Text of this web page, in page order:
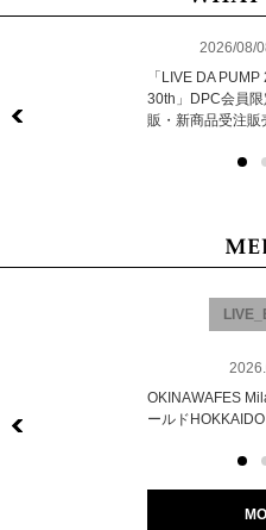
2026/08/
「LIVE DA
30th」DPC会員
販・新商品受注販
OKINAWAFES
ールドHOKKAIDO